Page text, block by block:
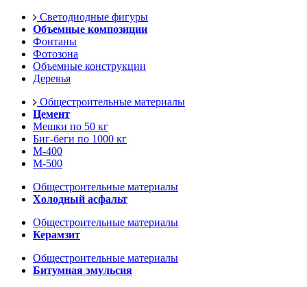
Светодиодные фигуры
Объемные композиции
Фонтаны
Фотозона
Объемные конструкции
Деревья
Общестроительные материалы
Цемент
Мешки по 50 кг
Биг-беги по 1000 кг
М-400
М-500
Общестроительные материалы
Холодный асфальт
Общестроительные материалы
Керамзит
Общестроительные материалы
Битумная эмульсия